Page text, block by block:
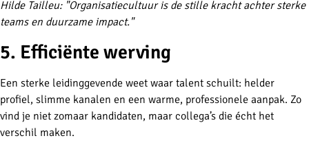
Hilde Tailleu: "Organisatiecultuur is de stille kracht achter sterke
teams en duurzame impact."
5. Efficiënte werving
Een sterke leidinggevende weet waar talent schuilt: helder
profiel, slimme kanalen en een warme, professionele aanpak. Zo
vind je niet zomaar kandidaten, maar collega’s die écht het
verschil maken.